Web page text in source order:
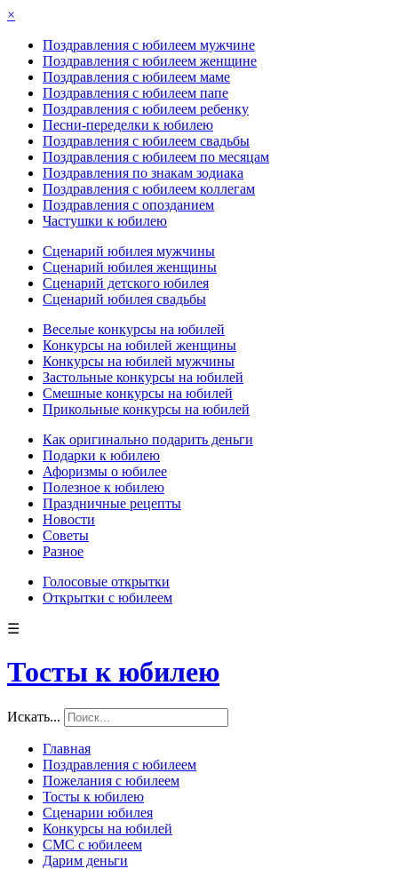
×
Поздравления с юбилеем мужчине
Поздравления с юбилеем женщине
Поздравления с юбилеем маме
Поздравления с юбилеем папе
Поздравления с юбилеем ребенку
Песни-переделки к юбилею
Поздравления с юбилеем свадьбы
Поздравления с юбилеем по месяцам
Поздравления по знакам зодиака
Поздравления с юбилеем коллегам
Поздравления с опозданием
Частушки к юбилею
Сценарий юбилея мужчины
Сценарий юбилея женщины
Сценарий детского юбилея
Сценарий юбилея свадьбы
Веселые конкурсы на юбилей
Конкурсы на юбилей женщины
Конкурсы на юбилей мужчины
Застольные конкурсы на юбилей
Смешные конкурсы на юбилей
Прикольные конкурсы на юбилей
Как оригинально подарить деньги
Подарки к юбилею
Афоризмы о юбилее
Полезное к юбилею
Праздничные рецепты
Новости
Советы
Разное
Голосовые открытки
Открытки с юбилеем
☰
Тосты к юбилею
Искать...
Главная
Поздравления с юбилеем
Пожелания с юбилеем
Тосты к юбилею
Сценарии юбилея
Конкурсы на юбилей
СМС с юбилеем
Дарим деньги